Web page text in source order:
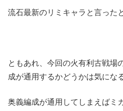
流石最新のリミキャラと言った
ともあれ、今回の火有利古戦場
成が通用するかどうかは気にな
奥義編成が通用してしまえばミ